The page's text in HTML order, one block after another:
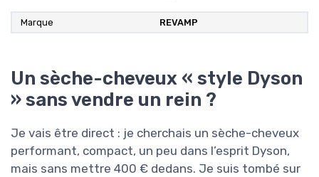
Marque REVAMP
Un sèche-cheveux « style Dyson
» sans vendre un rein ?
Je vais être direct : je cherchais un sèche-cheveux
performant, compact, un peu dans l’esprit Dyson,
mais sans mettre 400 € dedans. Je suis tombé sur